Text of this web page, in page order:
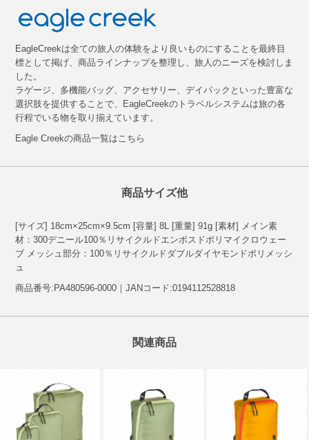
EagleCreekは全ての旅人の体験をより良いものにすることを最終目
標として掲げ、商品ラインナップを整理し、旅人のニーズを検討しま
した。
ラゲージ、多機能バッグ、アクセサリー、デイパックといった豊富な
選択肢を提供することで、EagleCreekのトラベルシステムは旅の各
行程でいる物を取り揃えています。
Eagle Creekの商品一覧はこちら
商品サイズ他
[サイズ] 18cm×25cm×9.5cm [容量] 8L [重量] 91g [素材] メイン素
材：300デニール100％リサイクルドエンボスドポリマイクロウェー
ブ メッシュ部分：100％リサイクルドダブルダイヤモンドポリメッシ
ュ
商品番号:PA480596-0000｜JANコード:0194112528818
関連商品